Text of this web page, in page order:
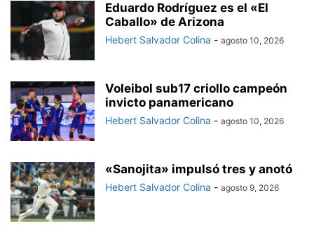
Eduardo Rodríguez es el «El
Caballo» de Arizona
Hebert Salvador Colina - agosto 10, 2026
Voleibol sub17 criollo campeón
invicto panamericano
Hebert Salvador Colina - agosto 10, 2026
«Sanojita» impulsó tres y anotó
Hebert Salvador Colina - agosto 9, 2026